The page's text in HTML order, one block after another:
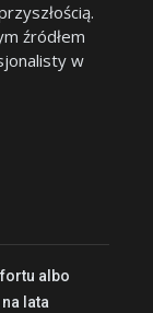
źródłem
w
albo
lata